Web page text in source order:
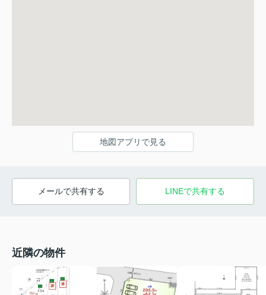
地図アプリで見る
メールで共有する LINEで共有する
近隣の物件